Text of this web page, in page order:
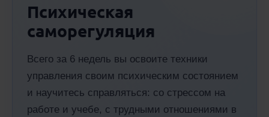
Психическая
саморегуляция
Всего за 6 недель вы освоите техники
управления своим психическим состоянием
и научитесь справляться: со стрессом на
работе и учебе, с трудными отношениями в